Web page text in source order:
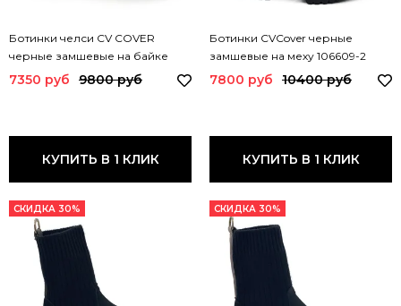
Ботинки челси CV COVER
черные замшевые на байке
365637-1 COV
7350 руб 9800 руб
КУПИТЬ В 1 КЛИК
Ботинки CVCover черные
замшевые на меху 106609-2
COV
7800 руб 10400 руб
КУПИТЬ В 1 КЛИК
СКИДКА 30% СКИДКА 30%